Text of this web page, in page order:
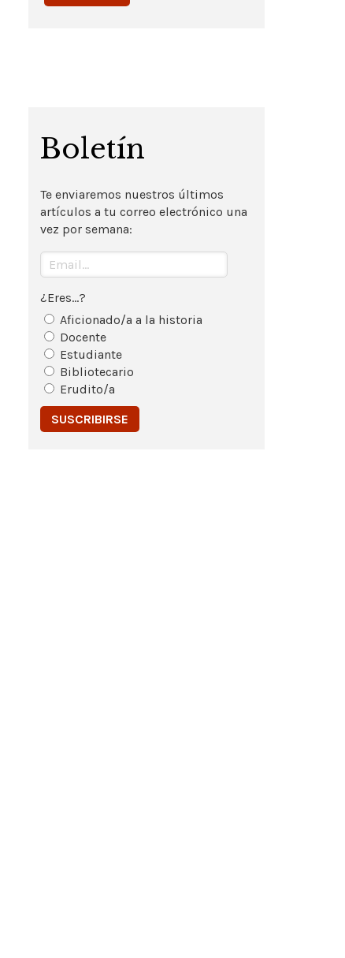
Boletín
Te enviaremos nuestros últimos
artículos a tu correo electrónico una
vez por semana:
¿Eres...?
Aficionado/a a la historia
Docente
Estudiante
Bibliotecario
Erudito/a